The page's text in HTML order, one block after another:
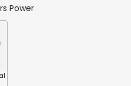
Power